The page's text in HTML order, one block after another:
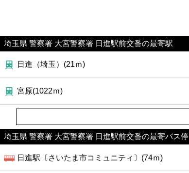
埼玉県 警察署 大宮警察署 日進駅前交番の最寄駅
日進（埼玉）(21ｍ)
宮原(1022ｍ)
埼玉県 警察署 大宮警察署 日進駅前交番の最寄バス停
日進駅〔さいたま市コミュニティ〕(74ｍ)